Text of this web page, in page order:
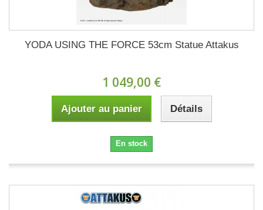
YODA USING THE FORCE 53cm Statue Attakus
1 049,00 €
Ajouter au panier Détails
En stock